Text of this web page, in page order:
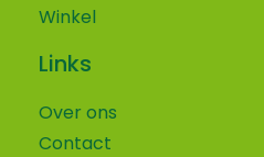
Winkel
Links
Over ons
Contact